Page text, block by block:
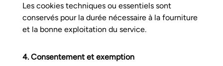
Les cookies techniques ou essentiels sont
conservés pour la durée nécessaire à la fourniture
et la bonne exploitation du service.
4. Consentement et exemption